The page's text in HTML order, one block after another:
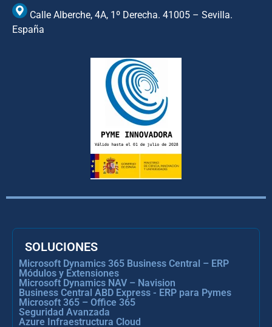
Calle Alberche, 4A, 1º Derecha. 41005 – Sevilla.
España
SOLUCIONES
Microsoft Dynamics 365 Business Central – ERP
Módulos y Extensiones
Microsoft Dynamics NAV – Navision
Business Central ABD Express - ERP para Pymes
Microsoft 365 – Office 365
Seguridad Avanzada
Azure Infraestructura Cloud